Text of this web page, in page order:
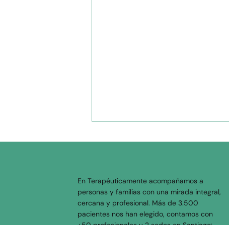
Autoestima en
En Terapéuticamente acompañamos a
personas y familias con una mirada integral,
cercana y profesional. Más de 3.500
pacientes nos han elegido, contamos con